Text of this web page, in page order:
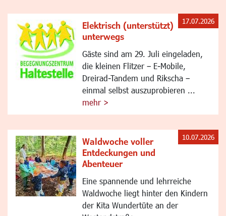
Elektrisch (unterstützt)
unterwegs
Gäste sind am 29. Juli eingeladen,
die kleinen Flitzer – E-Mobile,
Dreirad-Tandem und Rikscha –
einmal selbst auszuprobieren ...
mehr >
17.07.2026
Waldwoche voller
Entdeckungen und
Abenteuer
Eine spannende und lehrreiche
Waldwoche liegt hinter den Kindern
der Kita Wundertüte an der
10.07.2026